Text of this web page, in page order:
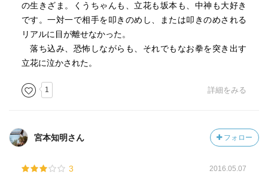
の生きざま。くうちゃんも、立花も坂本も、中神も大好き
です。一対一で相手を叩きのめし、または叩きのめされる
リアルに目が離せなかった。
落ち込み、恐怖しながらも、それでもなお拳を突き出す
立花に泣かされた。
1 詳細をみる
宮本知明さん フォロー
3 2016.05.07